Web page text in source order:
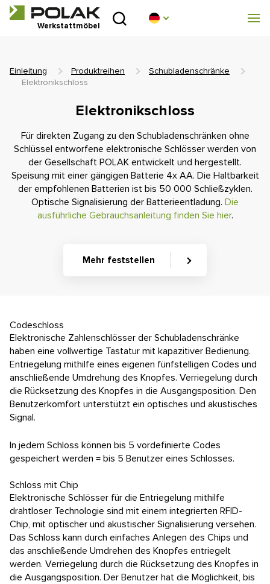
Werkstattmöbel
Einleitung
Beratungsstelle
Blog
Zum Herunterladen
Realisierung
Konfigurator
Einleitung Produktreihen
Schubladenschränke
Elektronikschloss
Elektronikschloss
Für direkten Zugang zu den Schubladenschränken ohne
Schlüssel entworfene elektronische Schlösser werden von
der Gesellschaft POLAK entwickelt und hergestellt.
Speisung mit einer gängigen Batterie 4x AA. Die Haltbarkeit
der empfohlenen Batterien ist bis 50 000 Schließzyklen.
Optische Signalisierung der Batterieentladung. Die
ausführliche Gebrauchsanleitung finden Sie hier.
Mehr feststellen
Codeschloss
Elektronische Zahlenschlösser der Schubladenschränke
haben eine vollwertige Tastatur mit kapazitiver Bedienung.
Entriegelung mithilfe eines eigenen fünfstelligen Codes und
anschließende Umdrehung des Knopfes. Verriegelung durch
die Rücksetzung des Knopfes in die Ausgangsposition. Den
Benutzerkomfort unterstützt ein optisches und akustisches
Signal.
In jedem Schloss können bis 5 vordefinierte Codes
gespeichert werden = bis 5 Benutzer eines Schlosses.
Schloss mit Chip
Elektronische Schlösser für die Entriegelung mithilfe
drahtloser Technologie sind mit einem integrierten RFID-
Chip, mit optischer und akustischer Signalisierung versehen.
Das Schloss kann durch einfaches Anlegen des Chips und
das anschließende Umdrehen des Knopfes entriegelt
werden. Verriegelung durch die Rücksetzung des Knopfes in
die Ausgangsposition. Der Benutzer hat die Möglichkeit, bis